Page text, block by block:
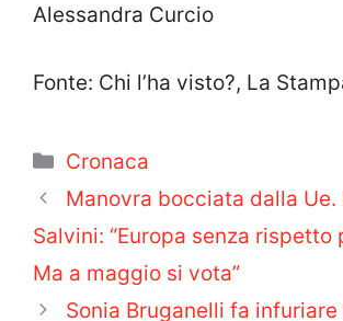
Alessandra Curcio
Fonte: Chi l’ha visto?, La
Categorie
Cronaca
Manovra bocciata dalla
Salvini: “Europa senza rispetto
Ma a maggio si vota”
Sonia Bruganelli fa infuriare